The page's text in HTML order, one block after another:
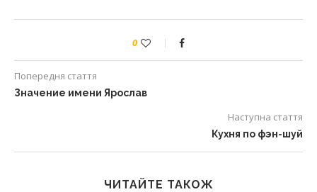
0
Попередня стаття
Значение имени Ярослав
Наступна стаття
Кухня по фэн-шуй
ЧИТАЙТЕ ТАКОЖ